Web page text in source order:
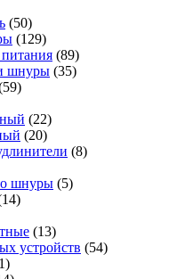
(50)
(129)
(89)
шнуры (35)
(22)
(20)
(8)
шнуры (5)
(13)
устройств (54)